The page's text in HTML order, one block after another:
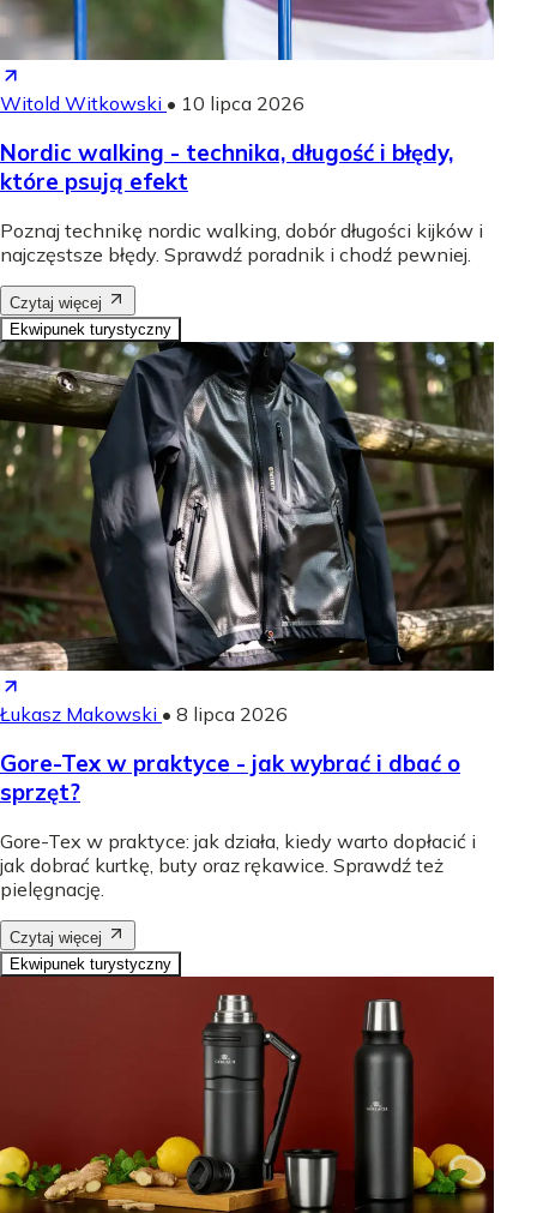
Witold Witkowski • 10 lipca 2026
Nordic walking - technika, długość i błędy,
które psują efekt
Poznaj technikę nordic walking, dobór długości kijków i
najczęstsze błędy. Sprawdź poradnik i chodź pewniej.
Czytaj więcej
Ekwipunek turystyczny
Łukasz Makowski • 8 lipca 2026
Gore-Tex w praktyce - jak wybrać i dbać o
sprzęt?
Gore-Tex w praktyce: jak działa, kiedy warto dopłacić i
jak dobrać kurtkę, buty oraz rękawice. Sprawdź też
pielęgnację.
Czytaj więcej
Ekwipunek turystyczny